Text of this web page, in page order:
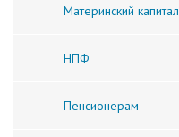
Материнский капитал
НПФ
Пенсионерам